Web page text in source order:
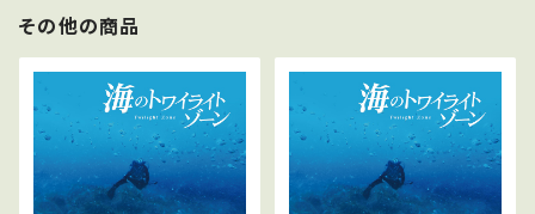
その他の商品